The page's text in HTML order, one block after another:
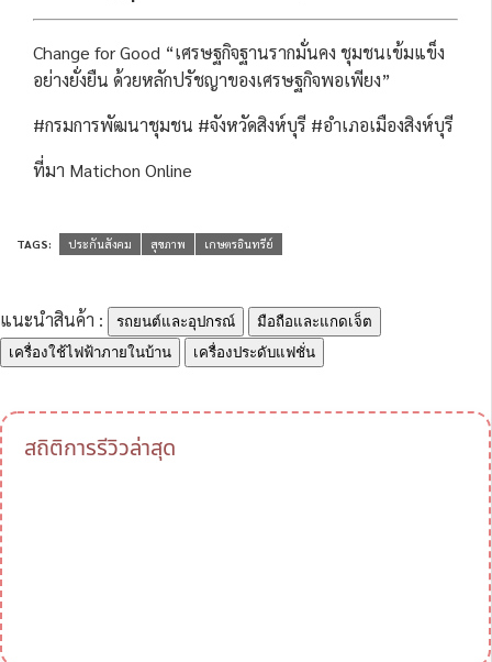
Change for Good “เศรษฐกิจฐานรากมั่นคง ชุมชนเข้มแข็ง
อย่างยั่งยืน ด้วยหลักปรัชญาของเศรษฐกิจพอเพียง”
#กรมการพัฒนาชุมชน #จังหวัดสิงห์บุรี #อำเภอเมืองสิงห์บุรี
ที่มา Matichon Online
TAGS: ประกันสังคม สุขภาพ เกษตรอินทรีย์
แนะนำสินค้า : รถยนต์และอุปกรณ์
มือถือและแกดเจ็ต
เครื่องใช้ไฟฟ้าภายในบ้าน
เครื่องประดับแฟชั่น
สถิติการรีวิวล่าสุด